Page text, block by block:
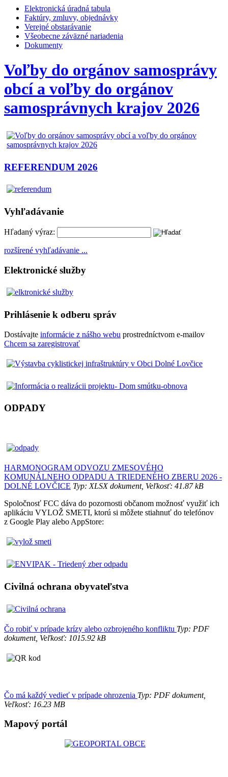
Elektronická úradná tabula
Faktúry, zmluvy, objednávky
Verejné obstarávanie
Všeobecne záväzné nariadenia
Dokumenty
Voľby do orgánov samosprávy
obcí a voľby do orgánov
samosprávnych krajov 2026
REFERENDUM 2026
Vyhľadávanie
Hľadaný výraz:
rozšírené vyhľadávanie ...
Elektronické služby
Prihlásenie k odberu správ
Dostávajte informácie z nášho webu prostredníctvom e-mailov
Chcem sa zaregistrovať
ODPADY
HARMONOGRAM ODVOZU ZMESOVÉHO
KOMUNÁLNEHO ODPADU A TRIEDENÉHO ZBERU 2026 -
DOLNÉ LOVČICE Typ: XLSX dokument, Veľkosť: 41.87 kB
Spoločnosť FCC dáva do pozornosti občanom možnosť využiť ich
aplikáciu VYLOŽ SMETI, ktorú si môžete stiahnuť do telefónov
z Google Play alebo AppStore:
Civilná ochrana obyvateľstva
Čo robiť v prípade krízy alebo ozbrojeného konfliktu Typ: PDF
dokument, Veľkosť: 1015.92 kB
Čo má každý vedieť v prípade ohrozenia Typ: PDF dokument,
Veľkosť: 16.23 MB
Mapový portál